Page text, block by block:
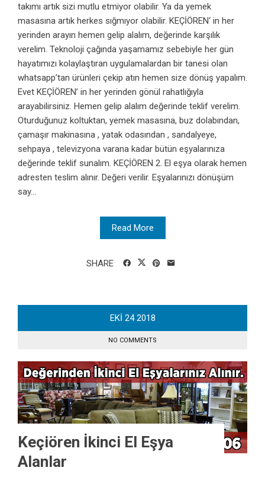
takımı artık sizi mutlu etmiyor olabilir. Ya da yemek
masasına artık herkes sığmıyor olabilir. KEÇİÖREN‘ in her
yerinden arayın hemen gelip alalım, değerinde karşılık
verelim. Teknoloji çağında yaşamamız sebebiyle her gün
hayatımızı kolaylaştıran uygulamalardan bir tanesi olan
whatsapp’tan ürünleri çekip atın hemen size dönüş yapalım.
Evet KEÇİÖREN’ in her yerinden gönül rahatlığıyla
arayabilirsiniz. Hemen gelip alalım değerinde teklif verelim.
Oturduğunuz koltuktan, yemek masasına, buz dolabından,
çamaşır makinasına , yatak odasından , sandalyeye,
sehpaya , televizyona varana kadar bütün eşyalarınıza
değerinde teklif sunalım. KEÇİÖREN 2. El eşya olarak hemen
adresten teslim alınır. Değeri verilir. Eşyalarınızı dönüşüm
say...
Read More
SHARE
EKI 24 2018
NO COMMENTS
Keçiören İkinci El Eşya
Alanlar